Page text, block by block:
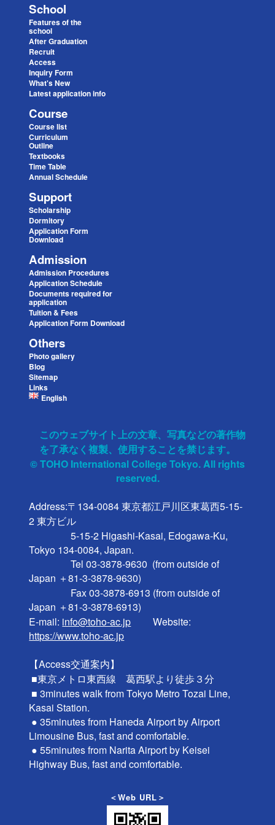
School
Features of the
school
After Graduation
Recruit
Access
Inquiry Form
What's New
Latest application info
Course
Course list
Curriculum
Outline
Textbooks
Time Table
Annual Schedule
Support
Scholarship
Dormitory
Application Form
Download
Admission
Admission Procedures
Application Schedule
Documents required for
application
Tuition & Fees
Application Form Download
Others
Photo gallery
Blog
Sitemap
Links
English
このウェブサイト上の文章、写真などの著作物
を了承なく複製、使用することを禁じます。
© TOHO International College Tokyo. All rights
reserved.
Address:〒134-0084 東京都江戸川区東葛西5-15-
2 東方ビル
                 5-15-2 Higashi-Kasai, Edogawa-Ku,
Tokyo 134-0084, Japan.
                 Tel 03-3878-9630  (from outside of
Japan ＋81-3-3878-9630)
Japan ＋81-3-3878-6913)
E-mail: info@toho-ac.jp
https://www.toho-ac.jp
【Access交通案内】
Kasai Station.
Limousine Bus, fast and comfortable.
＜Web URL＞